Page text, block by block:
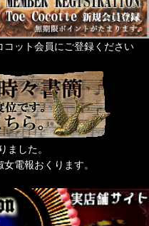
ット会員にご登録ください
ました。
電報おくります。